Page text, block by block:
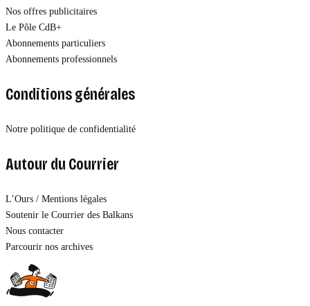
Nos offres publicitaires
Le Pôle CdB+
Abonnements particuliers
Abonnements professionnels
Conditions générales
Notre politique de confidentialité
Autour du Courrier
L’Ours / Mentions légales
Soutenir le Courrier des Balkans
Nous contacter
Parcourir nos archives